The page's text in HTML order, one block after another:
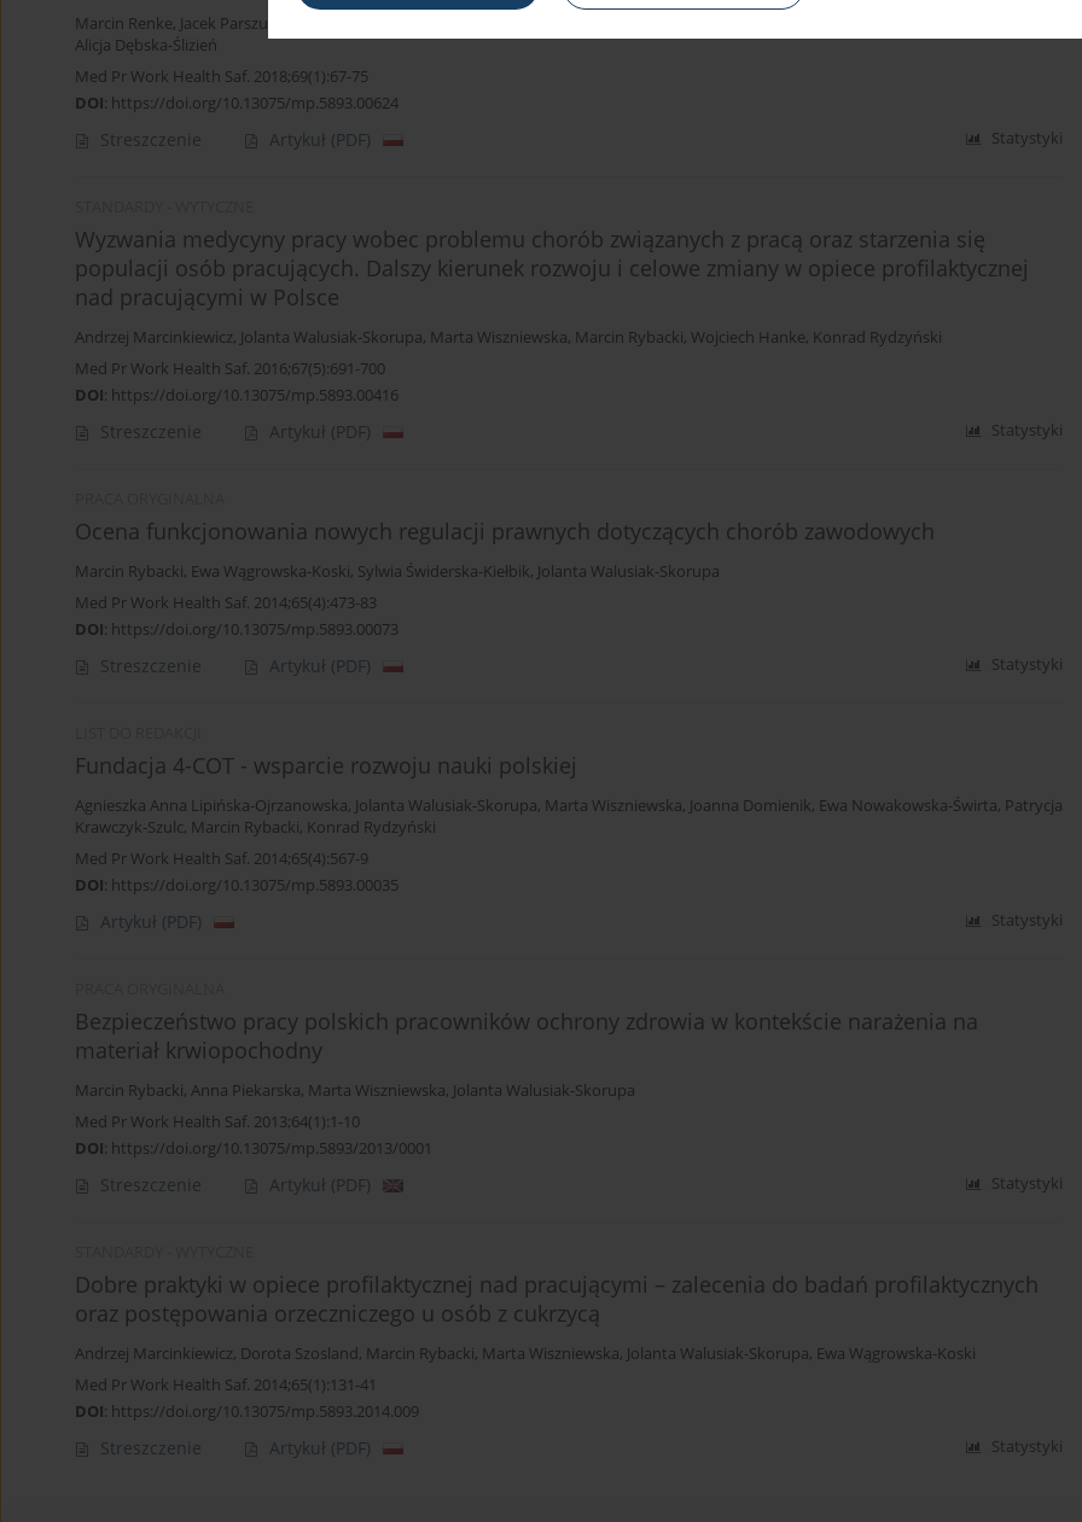
Marcin Renke, Jacek Parszuto
Alicja Dębska-Ślizień
Med Pr Work Health Saf. 2018;69(1):67-75
DOI: https://doi.org/10.13075/mp.5893.00624
Streszczenie Artykuł (PDF) Statystyki
Wyzwania medycyny pracy wobec problemu chorób związanych z pracą oraz starzenia się
populacji osób pracujących. Dalszy kierunek rozwoju i celowe zmiany w opiece profilaktycznej
nad pracującymi w Polsce
Andrzej Marcinkiewicz, Jolanta Walusiak-Skorupa, Marta Wiszniewska, Marcin Rybacki, Wojciech Hanke, Konrad Rydzyński
Med Pr Work Health Saf. 2016;67(5):691-700
DOI: https://doi.org/10.13075/mp.5893.00416
Streszczenie Artykuł (PDF) Statystyki
Ocena funkcjonowania nowych regulacji prawnych dotyczących chorób zawodowych
Marcin Rybacki, Ewa Wągrowska-Koski, Sylwia Świderska-Kiełbik, Jolanta Walusiak-Skorupa
Med Pr Work Health Saf. 2014;65(4):473-83
DOI: https://doi.org/10.13075/mp.5893.00073
Streszczenie Artykuł (PDF) Statystyki
Fundacja 4-COT - wsparcie rozwoju nauki polskiej
Agnieszka Anna Lipińska-Ojrzanowska, Jolanta Walusiak-Skorupa, Marta Wiszniewska, Joanna Domienik, Ewa Nowakowska-Świrta, Patrycja
Krawczyk-Szulc, Marcin Rybacki, Konrad Rydzyński
Med Pr Work Health Saf. 2014;65(4):567-9
DOI: https://doi.org/10.13075/mp.5893.00035
Artykuł (PDF) Statystyki
Bezpieczeństwo pracy polskich pracowników ochrony zdrowia w kontekście narażenia na
materiał krwiopochodny
Marcin Rybacki, Anna Piekarska, Marta Wiszniewska, Jolanta Walusiak-Skorupa
Med Pr Work Health Saf. 2013;64(1):1-10
DOI: https://doi.org/10.13075/mp.5893/2013/0001
Streszczenie Artykuł (PDF) Statystyki
Dobre praktyki w opiece profilaktycznej nad pracującymi – zalecenia do badań profilaktycznych
oraz postępowania orzeczniczego u osób z cukrzycą
Andrzej Marcinkiewicz, Dorota Szosland, Marcin Rybacki, Marta Wiszniewska, Jolanta Walusiak-Skorupa, Ewa Wągrowska-Koski
Med Pr Work Health Saf. 2014;65(1):131-41
DOI: https://doi.org/10.13075/mp.5893.2014.009
Streszczenie Artykuł (PDF) Statystyki